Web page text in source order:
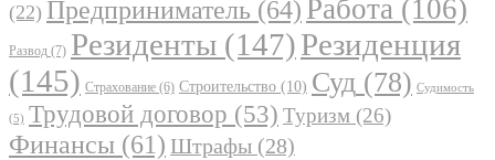
(22) Предприниматель (64) Работа (106)
Развод (7) Резиденты (147)Резиденция
(145) Страхование (6) Строительство (10) Суд (78) Судимость
(5) Трудовой договор (53) Туризм (26)
Финансы (61) Штрафы (28)